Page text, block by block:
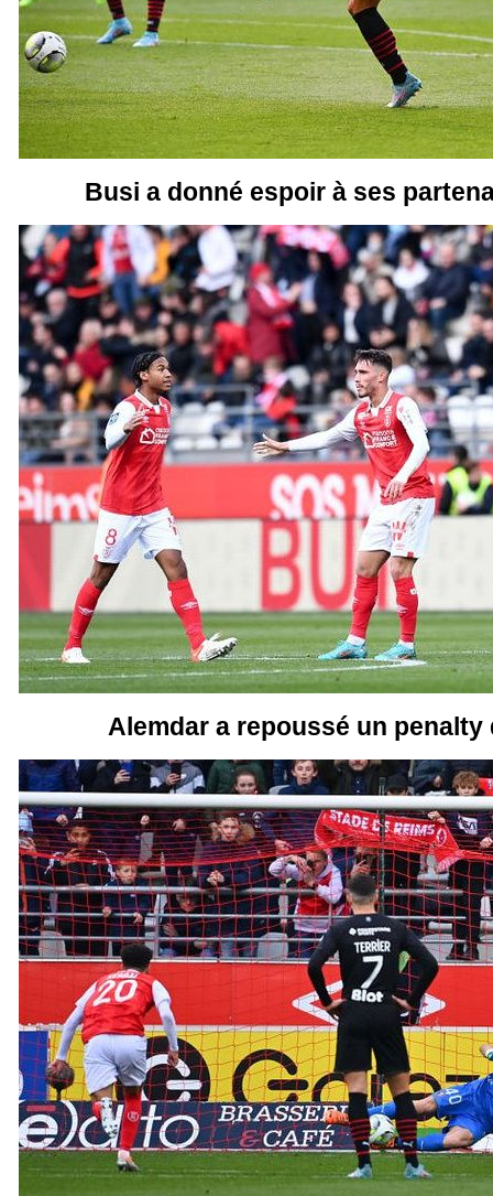
Busi a donné espoir à ses
Alemdar a repoussé un penalty